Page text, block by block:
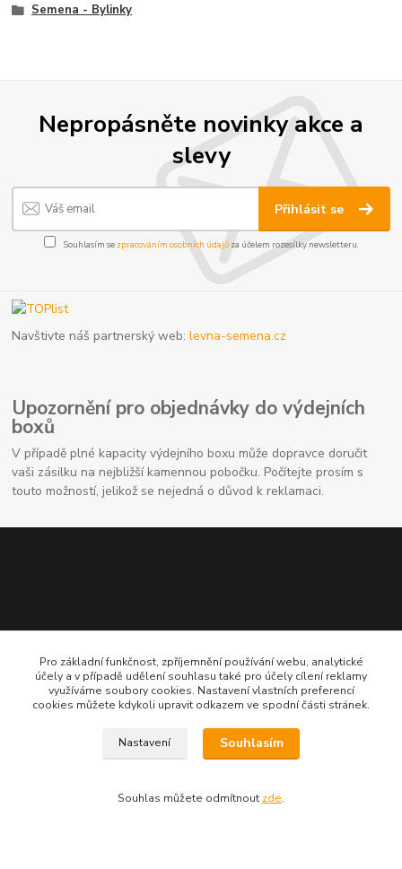
Semena - Bylinky
Nepropásněte novinky akce a
slevy
Přihlásit se
Souhlasím se zpracováním osobních údajůza účelem rozesílky newsletteru.
Navštivte náš partnerský web:levna-semena.cz
Upozornění pro objednávky do výdejních
boxů
V případě plné kapacity výdejního boxu může dopravce doručit
vaši zásilku na nejbližší kamennou pobočku. Počítejte prosím s
touto možností, jelikož se nejedná o důvod k reklamaci.
Kontaktní údaje
704691325
Pro základní funkčnost, zpříjemnění používání webu, analytické
účely a v případě udělení souhlasu také pro účely cílení reklamy
využíváme soubory cookies. Nastavení vlastních preferencí
cookies můžete kdykoli upravit odkazem ve spodní části stránek.
Nastavení Souhlasím
Souhlas můžete odmítnout zde.